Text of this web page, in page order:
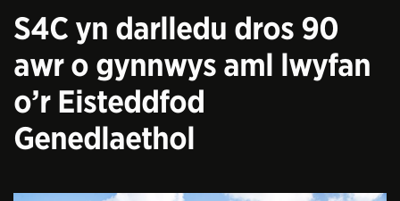
S4C yn darlledu dros 90
awr o gynnwys aml lwyfan
o’r Eisteddfod
Genedlaethol